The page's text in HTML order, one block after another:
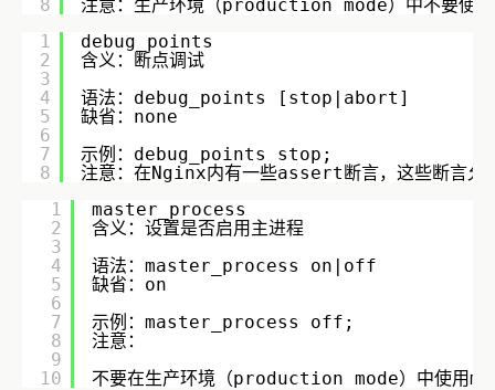
8
注意：生产环境（production mode）中不要使
1
2
3
4
5
6
7
8
debug_points
含义：断点调试
语法：debug_points [stop|abort]
缺省：none
示例：debug_points stop;
注意：在Nginx内有一些assert断言，这些断言允
1
2
3
4
5
6
7
8
9
10
master_process
含义：设置是否启用主进程
语法：master_process on|off
缺省：on
示例：master_process off;
注意：
不要在生产环境（production mode）中使用